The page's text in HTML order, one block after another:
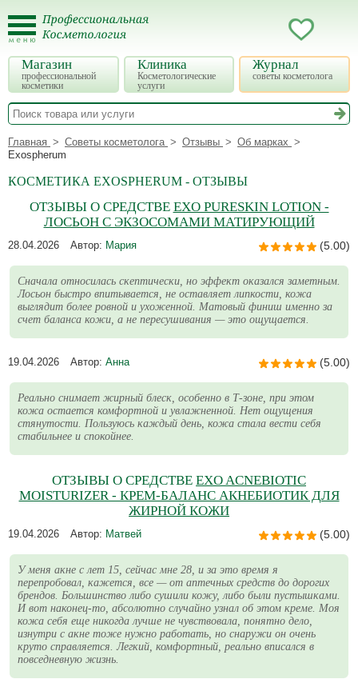
Магазин
профессиональной
косметики
Клиника
Косметологические
услуги
Журнал
советы косметолога
Главная Советы косметолога Отзывы
Об марках
Exospherum
КОСМЕТИКА EXOSPHERUM - ОТЗЫВЫ
ОТЗЫВЫ О СРЕДСТВЕ EXO PURESKIN LOTION -
ЛОСЬОН С ЭКЗОСОМАМИ МАТИРУЮЩИЙ
28.04.2026 Автор: Мария (5.00)
Сначала относилась скептически, но эффект оказался заметным.
Лосьон быстро впитывается, не оставляет липкости, кожа
выглядит более ровной и ухоженной. Матовый финиш именно за
счет баланса кожи, а не пересушивания — это ощущается.
19.04.2026 Автор: Анна (5.00)
Реально снимает жирный блеск, особенно в Т-зоне, при этом
кожа остается комфортной и увлажненной. Нет ощущения
стянутости. Пользуюсь каждый день, кожа стала вести себя
стабильнее и спокойнее.
ОТЗЫВЫ О СРЕДСТВЕ EXO ACNEBIOTIC
MOISTURIZER - КРЕМ-БАЛАНС АКНЕБИОТИК ДЛЯ
ЖИРНОЙ КОЖИ
19.04.2026 Автор: Матвей (5.00)
У меня акне с лет 15, сейчас мне 28, и за это время я
перепробовал, кажется, все — от аптечных средств до дорогих
брендов. Большинство либо сушили кожу, либо были пустышками.
И вот наконец-то, абсолютно случайно узнал об этом креме. Моя
кожа себя еще никогда лучше не чувствовала, понятно дело,
изнутри с акне тоже нужно работать, но снаружи он очень
круто справляется. Легкий, комфортный, реально вписался в
повседневную жизнь.